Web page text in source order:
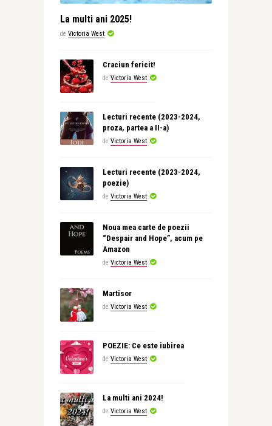
La multi ani 2025!
de Victoria West
Craciun fericit!
de Victoria West
Lecturi recente (2023-2024,
proza, partea a II-a)
de Victoria West
Lecturi recente (2023-2024,
poezie)
de Victoria West
Noua mea carte de poezii
“Despair and Hope”, acum pe
Amazon
de Victoria West
Martisor
de Victoria West
POEZIE: Ce este iubirea
de Victoria West
La multi ani 2024!
de Victoria West